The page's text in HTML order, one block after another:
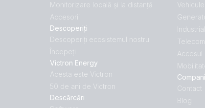
Monitorizare locală și la distanță
Accesorii
Descoperiți
Descoperiți ecosistemul nostru
Începeți
Victron Energy
Acesta este Victron
50 de ani de Victron
Descărcări
Industrial
Telecom
Accesul
Contact
Blog